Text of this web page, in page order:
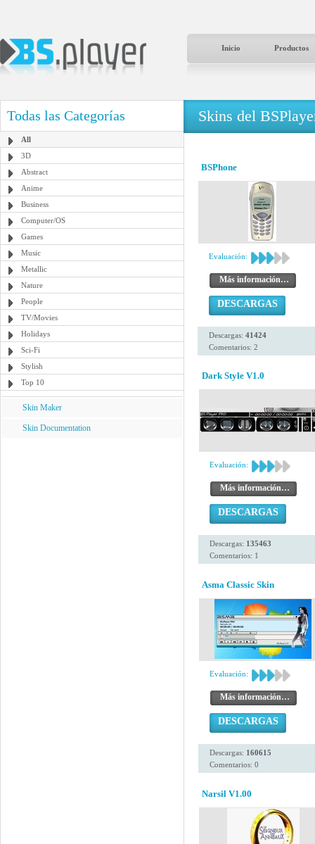
Inicio Productos
Todas las Categorías
All
3D
Abstract
Anime
Business
Computer/OS
Games
Music
Metallic
Nature
People
TV/Movies
Holidays
Sci-Fi
Stylish
Top 10
Skin Maker
Skin Documentation
Skins del
BSPhone
Evaluación:
Más información…
DESCARGAS
Descargas: 41424
Comentarios: 2
Dark Style V1.0
Evaluación:
Más información…
DESCARGAS
Descargas: 135463
Comentarios: 1
Asma Classic Skin
Evaluación:
Más información…
DESCARGAS
Descargas: 160615
Comentarios: 0
Narsil V1.00